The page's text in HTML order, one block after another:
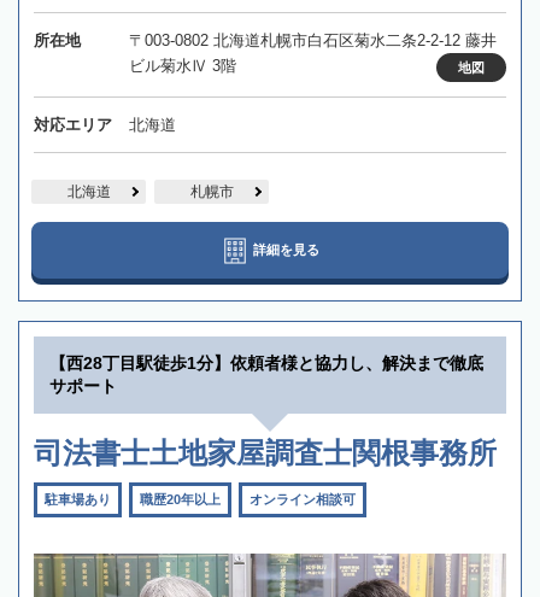
所在地
〒003-0802 北海道札幌市白石区菊水二条2-2-12 藤井
ビル菊水Ⅳ 3階
地図
対応エリア 北海道
北海道 札幌市
詳細を見る
【西28丁目駅徒歩1分】依頼者様と協力し、解決まで徹底
サポート
司法書士土地家屋調査士関根事務所
駐車場あり 職歴20年以上 オンライン相談可